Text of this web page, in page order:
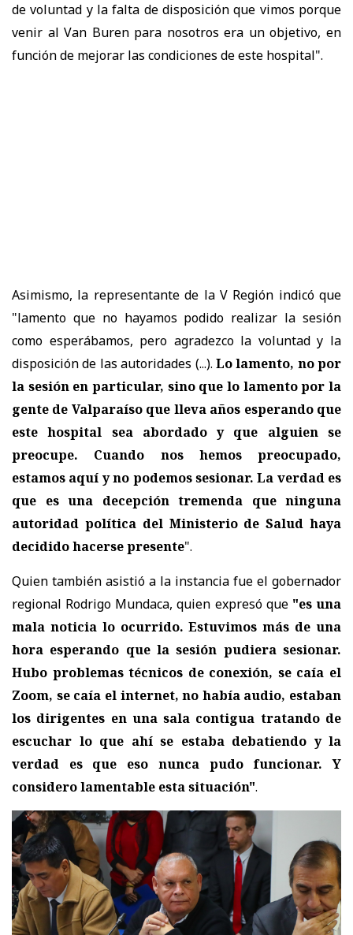
de voluntad y la falta de disposición que vimos porque
venir al Van Buren para nosotros era un objetivo, en
función de mejorar las condiciones de este hospital".
Asimismo, la representante de la V Región indicó que
"lamento que no hayamos podido realizar la sesión
como esperábamos, pero agradezco la voluntad y la
disposición de las autoridades (...). Lo lamento, no por
la sesión en particular, sino que lo lamento por la
gente de Valparaíso que lleva años esperando que
este hospital sea abordado y que alguien se
preocupe. Cuando nos hemos preocupado,
estamos aquí y no podemos sesionar. La verdad es
que es una decepción tremenda que ninguna
autoridad política del Ministerio de Salud haya
decidido hacerse presente".
Quien también asistió a la instancia fue el gobernador
regional Rodrigo Mundaca, quien expresó que "es una
mala noticia lo ocurrido. Estuvimos más de una
hora esperando que la sesión pudiera sesionar.
Hubo problemas técnicos de conexión, se caía el
Zoom, se caía el internet, no había audio, estaban
los dirigentes en una sala contigua tratando de
escuchar lo que ahí se estaba debatiendo y la
verdad es que eso nunca pudo funcionar. Y
considero lamentable esta situación".